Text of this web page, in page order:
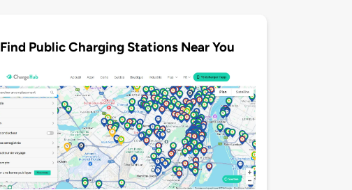
Find Public Charging Stations Near You